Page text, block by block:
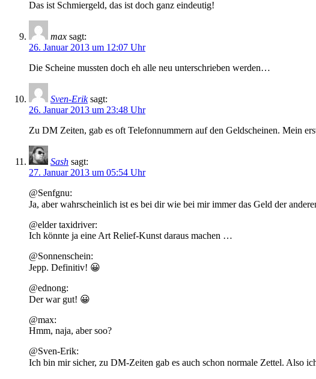
Das ist Schmiergeld, das ist doch ganz eindeutig!
max sagt:
26. Januar 2013 um 12:07 Uhr
Die Scheine mussten doch eh alle neu unterschrieben werden…
Sven-Erik sagt:
26. Januar 2013 um 23:48 Uhr
Zu DM Zeiten, gab es oft Telefonnummern auf den Geldscheinen. Mein
Sash sagt:
27. Januar 2013 um 05:54 Uhr
@Senfgnu:
Ja, aber wahrscheinlich ist es bei dir wie bei mir immer das Geld der
@elder taxidriver:
Ich könnte ja eine Art Relief-Kunst daraus machen …
@Sonnenschein:
Jepp. Definitiv! 😀
@ednong:
Der war gut! 😀
@max:
Hmm, naja, aber soo?
@Sven-Erik:
Ich bin mir sicher, zu DM-Zeiten gab es auch schon normale Zettel. Also